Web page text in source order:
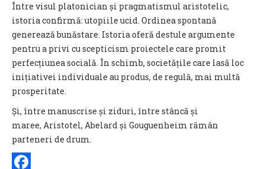
Între visul platonician și pragmatismul aristotelic,
istoria confirmă: utopiile ucid. Ordinea spontană
generează bunăstare. Istoria oferă destule argumente
pentru a privi cu scepticism proiectele care promit
perfecțiunea socială. În schimb, societățile care lasă loc
inițiativei individuale au produs, de regulă, mai multă
prosperitate.
Și, între manuscrise și ziduri, între stâncă și
maree, Aristotel, Abelard și Gouguenheim rămân
parteneri de drum.